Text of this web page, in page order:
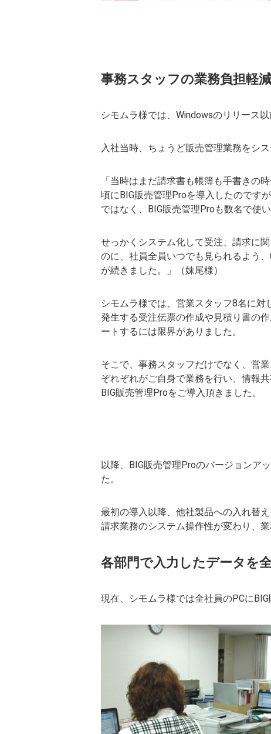
事務スタッフの業務負担軽
シモムラ様では、Windowsのリリース
入社当時、ちょうど販売管理業務をシ
「当時はまだ請求書も帳簿も手書きの
頃にBIG販売管理Proを導入したのです
ではなく、BIG販売管理Proも数名で使
せっかくシステム化して受注、請求に
のに、社員全員いつでも見られるよう
が続きました。」（妹尾様）
シモムラ様では、営業スタッフ8名に対
発生する受注伝票の作成や見積り書の
ートするには限界がありました。
そこで、事務スタッフだけでなく、営
ぞれぞれがご自身で業務を行い、情報
BIG販売管理Proをご導入頂きました。
以降、BIG販売管理Proのバージョンア
た。
最初の導入以降、他社製品への入れ替
請求業務のシステム操作性が変わり、
各部門で入力したデータを
現在、シモムラ様では全社員のPCに